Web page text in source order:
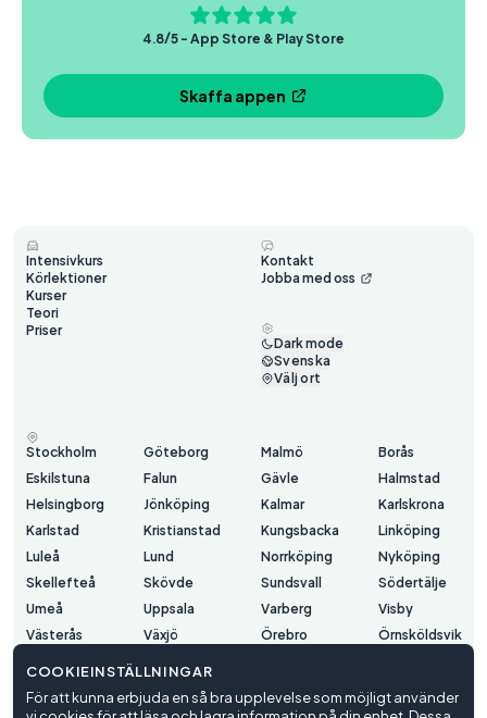
4.8/5 - App Store & Play Store
Skaffa appen
Intensivkurs
Körlektioner
Kurser
Teori
Priser
Kontakt
Jobba med oss
Dark mode
Svenska
Välj ort
Stockholm Göteborg Malmö
Borås
Eskilstuna
Falun Gävle
Halmstad
Helsingborg
Jönköping Kalmar
Karlskrona
Karlstad
Kristianstad Kungsbacka
Linköping
Luleå
Lund Norrköping
Nyköping
Skellefteå
Skövde Sundsvall
Södertälje
Umeå
Uppsala Varberg
Visby
Västerås
Växjö Örebro
Örnsköldsvik
COOKIEINSTÄLLNINGAR
För att kunna erbjuda en så bra upplevelse som möjligt använder